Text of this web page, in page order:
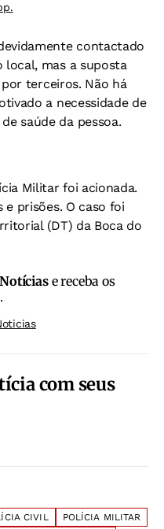
contactado
local, mas a suposta
terceiros. Não há
a necessidade de
saúde da pessoa.
Militar foi acionada.
prisões. O caso foi
(DT) da Boca do
e receba os
com seus
CIVIL
POLÍCIA MILITAR